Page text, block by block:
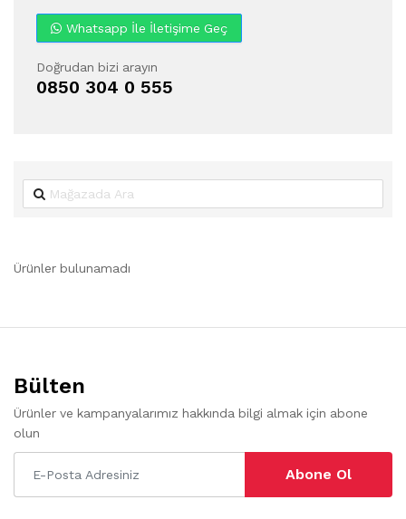
Whatsapp İle İletişime Geç
Doğrudan bizi arayın
0850 304 0 555
Ürünler bulunamadı
Bülten
Ürünler ve kampanyalarımız hakkında bilgi almak için abone
olun
Abone Ol